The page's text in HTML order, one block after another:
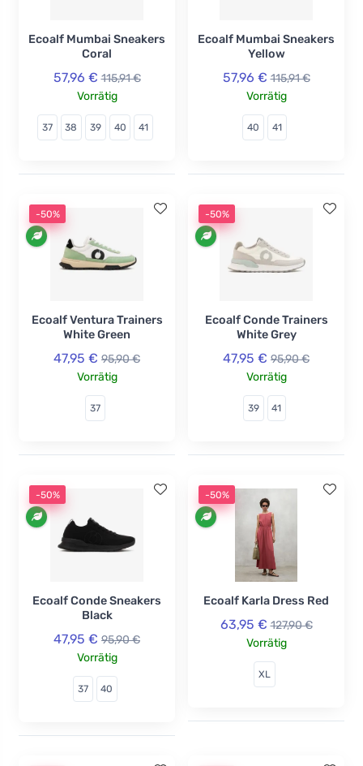
Ecoalf Mumbai Sneakers
Coral
57,96 € 115,91 €
Vorrätig
37 38 39 40 41
Ecoalf Mumbai Sneakers
Yellow
57,96 € 115,91 €
Vorrätig
40 41
-50%
Ecoalf Ventura Trainers
White Green
47,95 € 95,90 €
Vorrätig
37
-50%
Ecoalf Conde Trainers
White Grey
47,95 € 95,90 €
Vorrätig
39 41
-50%
Ecoalf Conde Sneakers
Black
47,95 € 95,90 €
Vorrätig
37 40
-50%
Ecoalf Karla Dress Red
63,95 € 127,90 €
Vorrätig
XL